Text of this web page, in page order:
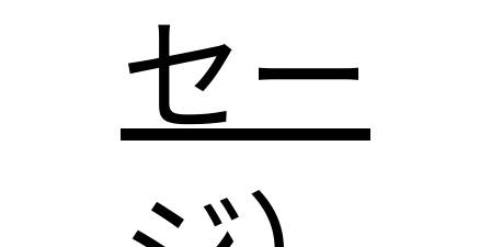
セー